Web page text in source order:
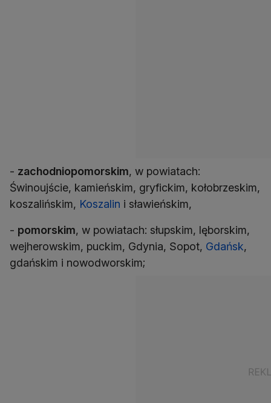
- zachodniopomorskim, w powiatach:
Świnoujście, kamieńskim, gryfickim, kołobrzeskim,
koszalińskim, Koszalin i sławieńskim,
- pomorskim, w powiatach: słupskim, lęborskim,
wejherowskim, puckim, Gdynia, Sopot, Gdańsk,
gdańskim i nowodworskim;